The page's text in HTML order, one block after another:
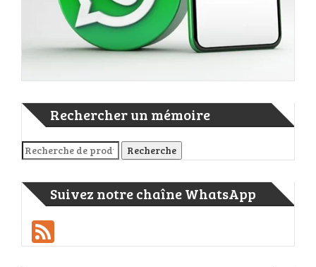
Rechercher un mémoire
Recherche pour : Recherche
Suivez notre chaîne WhatsApp